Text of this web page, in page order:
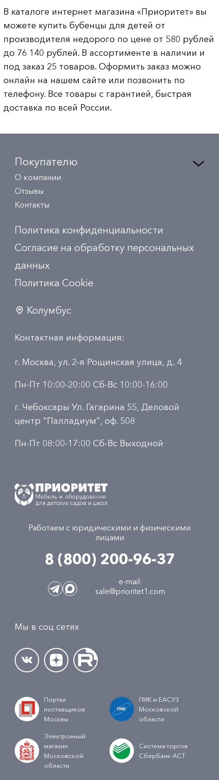
В каталоге интернет магазина «Приоритет» вы
можете купить бубенцы для детей от
производителя недорого по цене от 580 рублей
до 76 140 рублей. В ассортименте в наличии и
под заказ 25 товаров. Оформить заказ можно
онлайн на нашем сайте или позвонить по
телефону. Все товары с гарантией, быстрая
доставка по всей России.
Покупателю
О компании
Отзывы
Контакты
Политика конфиденциальности
Согласие на обработку персональных
данных
Политика Сookie
Колумбус
Контактная информация:
г. Москва, ул. 2-я Рощинская улица, д. 4
Пн-Пт 10:00-20:00 Сб-Вс 10:00-16:00
г. Чебоксары Ул. Гагарина 55, Деловой
центр "Палладиум", оф. 508
Пн-Пт 08:00-17:00 Сб-Вс Выходной
Работаем с юридическими и физическими
лицами
8 (800) 200-96-37
e-mail:
sale@prioritet1.com
Мы в соц сетях
Портал
поставщиков
Москвы
ПИК и ЕАСУЗ
Московской
области
Электронный
магазин
Московской
области
Система торгов
Сбербанк-АСТ